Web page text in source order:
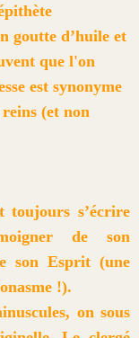
goutte d’huile et
que l'on
est synonyme
(et non
toujours s’écrire
de son
son Esprit (une
!).
on sous